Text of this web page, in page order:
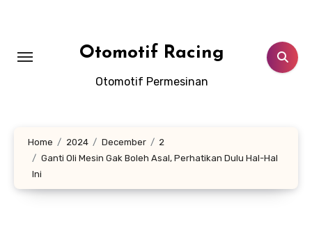
Otomotif Racing
Otomotif Permesinan
Home 2024 December
2
Ganti Oli Mesin Gak Boleh Asal, Perhatikan Dulu Hal-Hal
Ini